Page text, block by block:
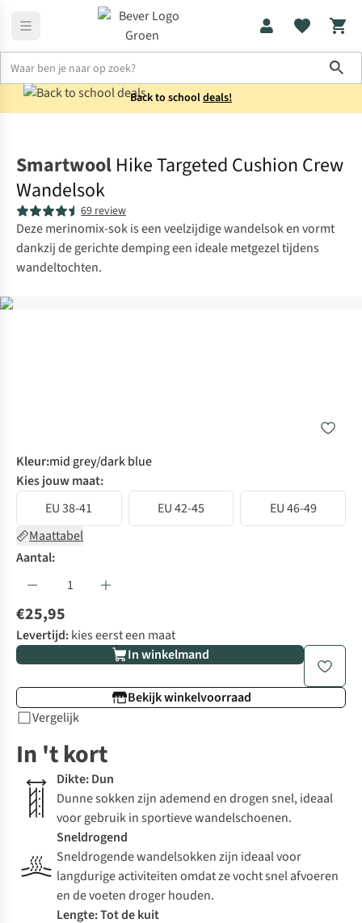
Back to schooldeals!
Smartwool Hike Targeted Cushion Crew
Wandelsok
69 review
Deze merinomix-sok is een veelzijdige wandelsok en vormt
dankzij de gerichte demping een ideale metgezel tijdens
wandeltochten.
Kleur:mid grey/dark blue
Kies jouw maat:
EU 38-41
EU 42-45
EU 46-49
Maattabel
Aantal:
€25,95
Levertijd:kies eerst een maat
In winkelmand
Bekijk winkelvoorraad
Vergelijk
In 't kort
Dikte: Dun
Dunne sokken zijn ademend en drogen snel, ideaal
voor gebruik in sportieve wandelschoenen.
Sneldrogend
Sneldrogende wandelsokken zijn ideaal voor
langdurige activiteiten omdat ze vocht snel afvoeren
en de voeten droger houden.
Lengte: Tot de kuit